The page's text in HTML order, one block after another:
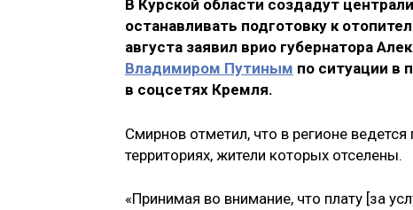
В Курской области создадут
останавливать подготовку к
августа заявил врио губернатора
Владимиром Путиным по ситуации в
в соцсетях Кремля.
Смирнов отметил, что в регионе
территориях, жители которых отселены.
«Принимая во внимание, что плату [за